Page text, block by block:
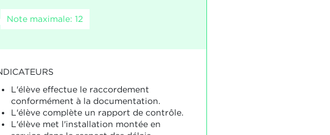
Note maximale: 12
L'élève effectue le raccordement
conformément à la documentation.
L'élève complète un rapport de contrôle.
L'élève met l'installation montée en